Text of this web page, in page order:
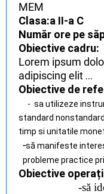
MEM
Clasa:a II-a C
Număr ore pe
Obiective cadru:
Lorem ipsum
adipiscing elit ...
Obiective de
- sa utilizeze
standard
timp si unitatile
-să manifeste
probleme practice
Obiective
-să